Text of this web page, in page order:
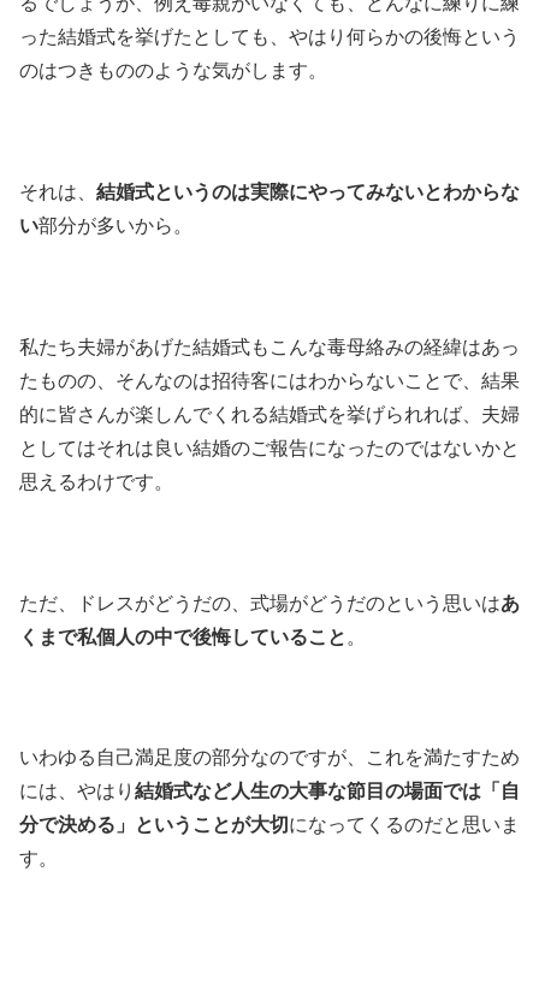
った結婚式を挙げたとしても、やはり何らかの後悔という
のはつきもののような気がします。
それは、 結婚式というのは実際にやってみないとわからな
い部分が多いから。
私たち夫婦があげた結婚式もこんな毒母絡みの経緯はあっ
たものの、そんなのは招待客にはわからないことで、結果
的に皆さんが楽しんでくれる結婚式を挙げられれば、夫婦
としてはそれは良い結婚のご報告になったのではないかと
思えるわけです。
ただ、ドレスがどうだの、式場がどうだのという思いはあ
くまで私個人の中で後悔していること 。
いわゆる自己満足度の部分なのですが、これを満たすため
には、やはり 結婚式など人生の大事な節目の場面では「自
分で決める」ということが大切 になってくるのだと思いま
す。